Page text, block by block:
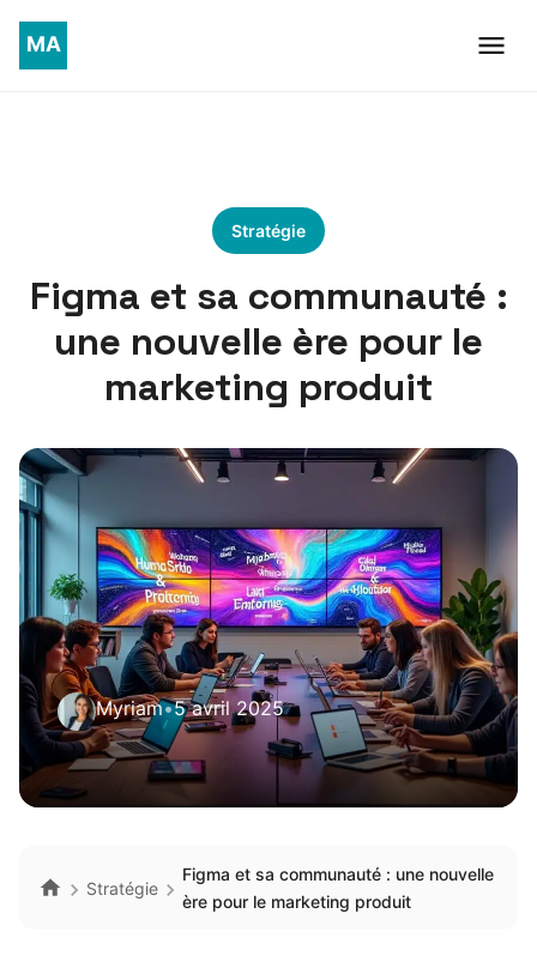
Stratégie
Figma et sa communauté :
une nouvelle ère pour le
marketing produit
Myriam•5 avril 2025
Stratégie
Figma et sa communauté : une nouvelle
ère pour le marketing produit